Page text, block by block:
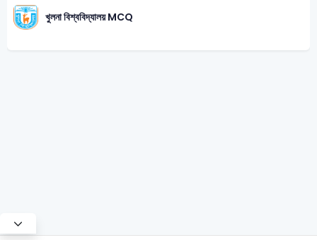
খুলনা বিশ্ববিদ্যালয় MCQ